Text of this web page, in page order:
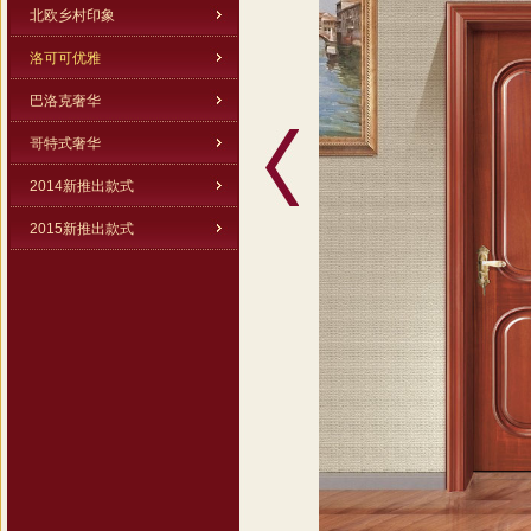
北欧乡村印象
洛可可优雅
巴洛克奢华
哥特式奢华
2014新推出款式
2015新推出款式